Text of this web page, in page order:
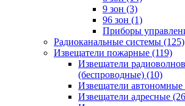
9 зон (3)
96 зон (1)
Приборы
Радиоканальные системы (125)
Извещатели пожарные (119)
Извещатели
(беспроводные) (10)
Извещатели автономные
Извещатели адресные